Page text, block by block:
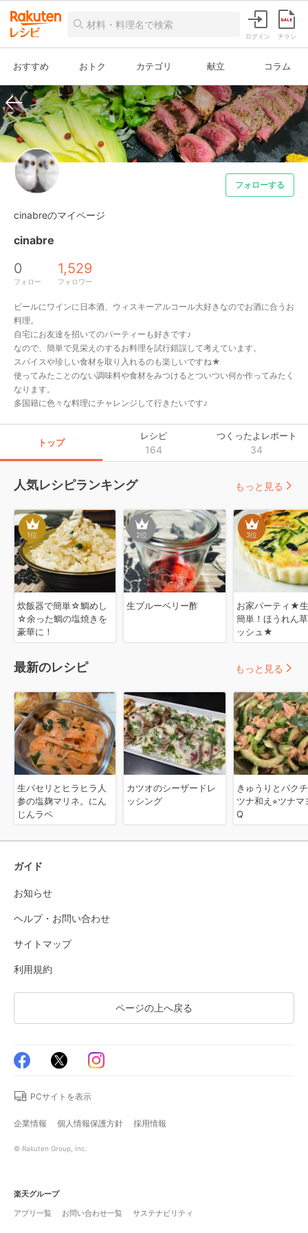
ログイン チラシ
おすすめ おトク カテゴリ 献立 コラム
フォローする
cinabreのマイページ
cinabre
0
フォロー
1,529
フォロワー
ビールにワインに日本酒、ウィスキーアルコール大好きなのでお酒に合うお
料理。
自宅にお友達を招いてのパーティーも好きです♪
なので、簡単で見栄えのするお料理を試行錯誤して考えています。
スパイスや珍しい食材を取り入れるのも楽しいですね★
使ってみたことのない調味料や食材をみつけるとついつい何か作ってみたく
なります。
多国籍に色々な料理にチャレンジして行きたいです♪
トップ
レシピ
164
つくったよレポート
34
人気レシピランキング
1位
炊飯器で簡単☆鯛めし
☆余った鯛の塩焼きを
豪華に！
2位
生ブルーベリー酢
3位
お家パーティ★
簡単！ほうれん
ッシュ★
もっと見る
最新のレシピ
生パセリとヒラヒラ人
参の塩麹マリネ。にん
じんラペ
カツオのシーザードレ
ッシング
きゅうりとパク
ツナ和え⭐︎ツナマ
Q
もっと見る
ガイド
お知らせ
ヘルプ・お問い合わせ
サイトマップ
利用規約
ページの上へ戻る
PCサイトを表示
企業情報 個人情報保護方針 採用情報
© Rakuten Group, Inc.
楽天グループ
アプリ一覧
お問い合わせ一覧 サステナビリティ